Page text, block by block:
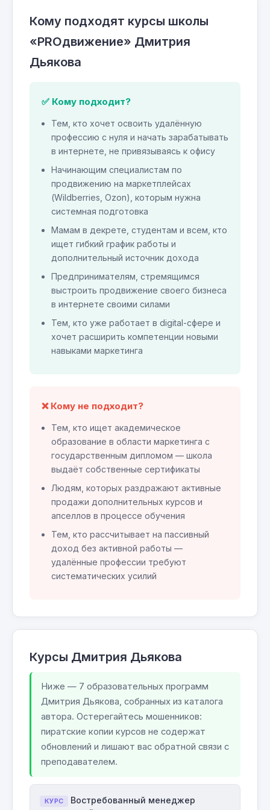
Кому подходят курсы школы
«PROдвижение» Дмитрия
Дьякова
✅ Кому подходит?
Тем, кто хочет освоить удалённую
профессию с нуля и начать зарабатывать
в интернете, не привязываясь к офису
Начинающим специалистам по
продвижению на маркетплейсах
(Wildberries, Ozon), которым нужна
системная подготовка
Мамам в декрете, студентам и всем, кто
ищет гибкий график работы и
дополнительный источник дохода
Предпринимателям, стремящимся
выстроить продвижение своего бизнеса
в интернете своими силами
Тем, кто уже работает в digital-сфере и
хочет расширить компетенции новыми
навыками маркетинга
❌ Кому не подходит?
Тем, кто ищет академическое
образование в области маркетинга с
государственным дипломом — школа
выдаёт собственные сертификаты
Людям, которых раздражают активные
продажи дополнительных курсов и
апселлов в процессе обучения
Тем, кто рассчитывает на пассивный
доход без активной работы —
удалённые профессии требуют
систематических усилий
Курсы Дмитрия Дьякова
Ниже — 7 образовательных программ
Дмитрия Дьякова, собранных из каталога
автора. Остерегайтесь мошенников:
пиратские копии курсов не содержат
обновлений и лишают вас обратной связи с
преподавателем.
КУРС
Востребованный менеджер